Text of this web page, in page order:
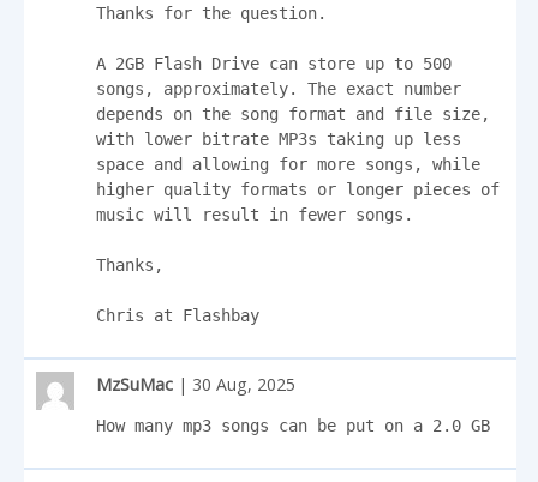
Thanks for the question.
A 2GB Flash Drive can store up to 500
songs, approximately. The exact number
depends on the song format and file size,
with lower bitrate MP3s taking up less
space and allowing for more songs, while
higher quality formats or longer pieces of
music will result in fewer songs.
Thanks,
Chris at Flashbay
MzSuMac | 30 Aug, 2025
How many mp3 songs can be put on a 2.0 GB